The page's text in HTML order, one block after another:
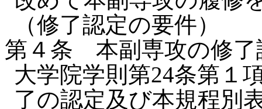
（修了認定の要件）
第４条 本副専攻の修了
大学院学則第24条第１
了の認定及び本規程別